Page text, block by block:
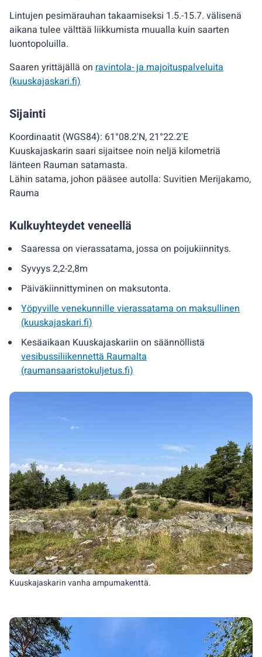
Lintujen pesimärauhan takaamiseksi 1.5.-15.7. välisenä
aikana tulee välttää liikkumista muualla kuin saarten
luontopoluilla.
Saaren yrittäjällä on ravintola- ja majoituspalveluita
(kuuskajaskari.fi)
Sijainti
Koordinaatit (WGS84): 61°08.2'N, 21°22.2'E
Kuuskajaskarin saari sijaitsee noin neljä kilometriä
länteen Rauman satamasta.
Lähin satama, johon pääsee autolla: Suvitien Merijakamo,
Rauma
Kulkuyhteydet veneellä
Saaressa on vierassatama, jossa on poijukiinnitys.
Syvyys 2,2-2,8m
Päiväkiinnittyminen on maksutonta.
Yöpyville venekunnille vierassatama on maksullinen
(kuuskajaskari.fi)
Kesäaikaan Kuuskajaskariin on säännöllistä
vesibussiliikennettä Raumalta
(raumansaaristokuljetus.fi)
Kuuskajaskarin vanha ampumakenttä.